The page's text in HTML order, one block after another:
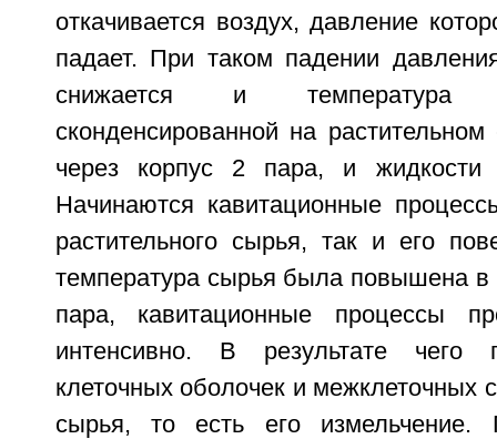
откачивается воздух, давление
падает. При таком падении
снижается и температура
сконденсированной на
через корпус 2 пара, и жидкости
Начинаются кавитационные
растительного сырья, так и его
температура сырья была повышена в
пара, кавитационные процессы
интенсивно. В результате чего
клеточных оболочек и межклеточных
сырья, то есть его измельчение.